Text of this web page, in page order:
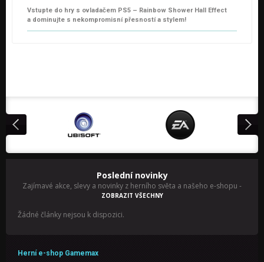
Vstupte do hry s ovladačem PS5 – Rainbow Shower Hall Effect
a dominujte s nekompromisní přesností a stylem!
Poslední novinky
Zajímavé akce, slevy a novinky z herního světa a našeho e-shopu -
ZOBRAZIT VŠECHNY
Žádné články nejsou k dispozici.
Herní e-shop Gamemax